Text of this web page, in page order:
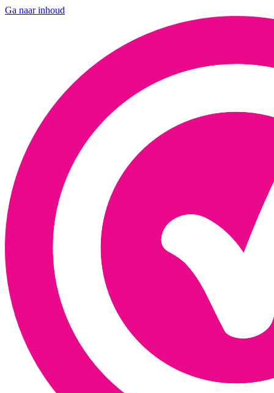
Ga naar inhoud